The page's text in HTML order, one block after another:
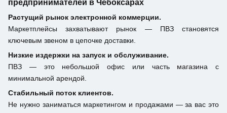
предпринимателей в Чебоксарах
Растущий рынок электронной коммерции.
Маркетплейсы захватывают рынок — ПВЗ становятся
ключевым звеном в цепочке доставки.
Низкие издержки на запуск и обслуживание.
ПВЗ — это небольшой офис или часть магазина с
минимальной арендой.
Стабильный поток клиентов.
Не нужно заниматься маркетингом и продажами — за вас это